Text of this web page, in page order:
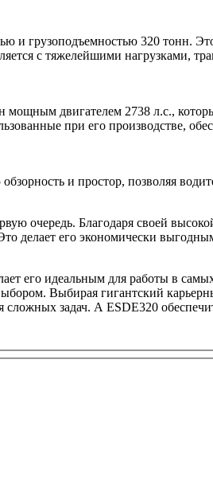
и грузоподъемностью 320 тонн.
с тяжелейшими нагрузками,
мощным двигателем 2738 л.с.,
при его производстве,
и простор, позволяя
очередь. Благодаря своей
делает его экономически
его идеальным для работы в
Выбирая гигантский
сложных задач. А ESDE320